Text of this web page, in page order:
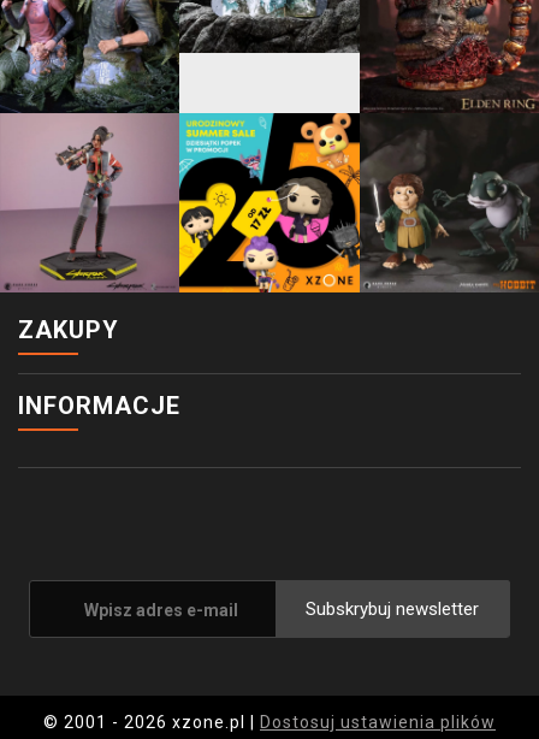
ZAKUPY
INFORMACJE
Subskrybuj newsletter
© 2001 - 2026 xzone.pl | Dostosuj ustawienia plików